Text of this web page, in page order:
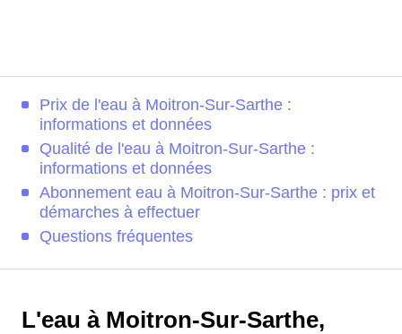
Prix de l'eau à Moitron-Sur-Sarthe :
informations et données
Qualité de l'eau à Moitron-Sur-Sarthe :
informations et données
Abonnement eau à Moitron-Sur-Sarthe : prix et
démarches à effectuer
Questions fréquentes
L'eau à Moitron-Sur-Sarthe,